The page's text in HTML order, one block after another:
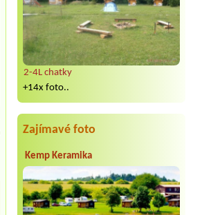
2-4L chatky
+14x foto..
Zajímavé foto
Kemp Keramika